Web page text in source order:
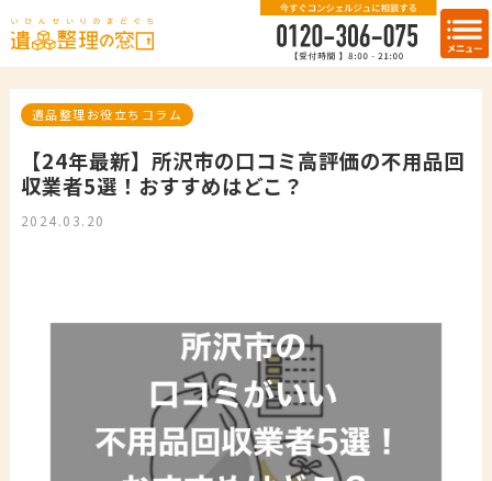
遺品整理お役立ちコラム
【24年最新】所沢市の口コミ高評価の不用品回
収業者5選！おすすめはどこ？
2024.03.20